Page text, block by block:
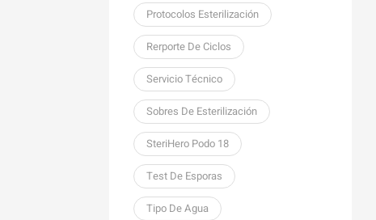
Protocolos Esterilización
Rerporte De Ciclos
Servicio Técnico
Sobres De Esterilización
SteriHero Podo 18
Test De Esporas
Tipo De Agua